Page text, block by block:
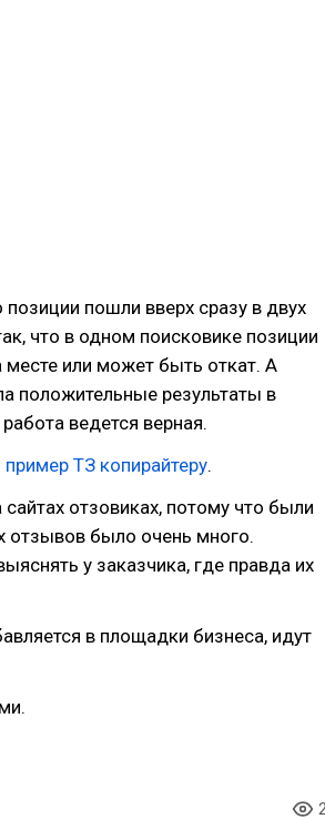
пошли вверх сразу в двух
что в одном поисковике позиции
месте или может быть откат. А
положительные результаты в
ведется верная.
пример ТЗ копирайтеру.
отзовиках, потому что были
отзывов было очень много.
у заказчика, где правда их
в площадки бизнеса, идут